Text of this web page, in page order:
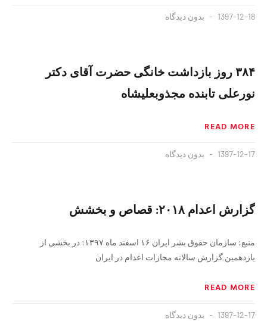
1397-12-18 بدون دیدگاه
۳۸۴ روز بازداشت خانگی حضرت آقای دکتر
نورعلی تابنده مجذوبعلیشاه
READ MORE
1397-12-17 بدون دیدگاه
گزارش اعدام ۲۰۱۸: قصاص و بخشش
منبع: سازمان حقوق بشر ایران ۱۶ اسفند ماه ۱۳۹۷: در بخشی از
یازدهمین‌ گزارش سالانه مجازات اعدام در ایران
READ MORE
1397-12-17 بدون دیدگاه